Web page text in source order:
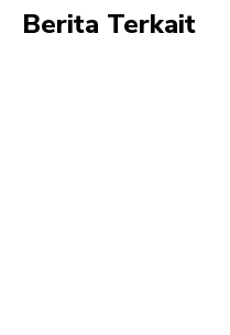
Berita Terkait